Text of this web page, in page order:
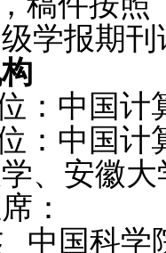
学报期
中国计
中国计
、安徽大
：
国科学